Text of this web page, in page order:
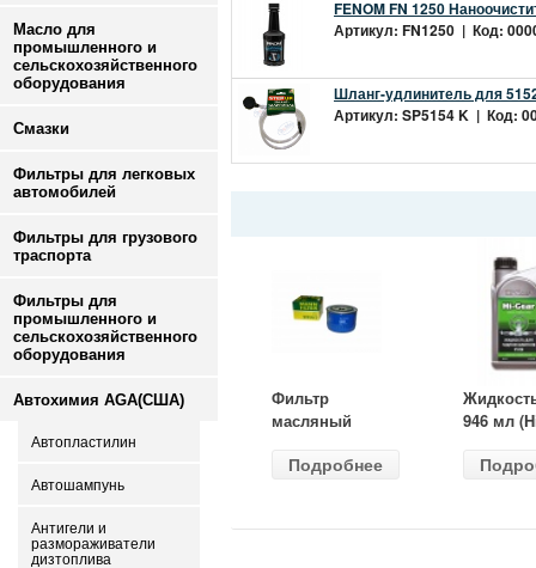
Масло для
промышленного и
сельскохозяйственного
оборудования
Смазки
Фильтры для легковых
автомобилей
Фильтры для грузового
траспорта
Фильтры для
промышленного и
сельскохозяйственного
оборудования
Автохимия AGA(США)
Автопластилин
Автошампунь
Антигели и
размораживатели
дизтоплива
FENOM FN 1250
Артикул: FN1250 | Код:
Шланг-удлинитель для
Артикул: SP5154 K | Код:
Фильтр
масляный
(MANN) W
Подробнее
946 мл